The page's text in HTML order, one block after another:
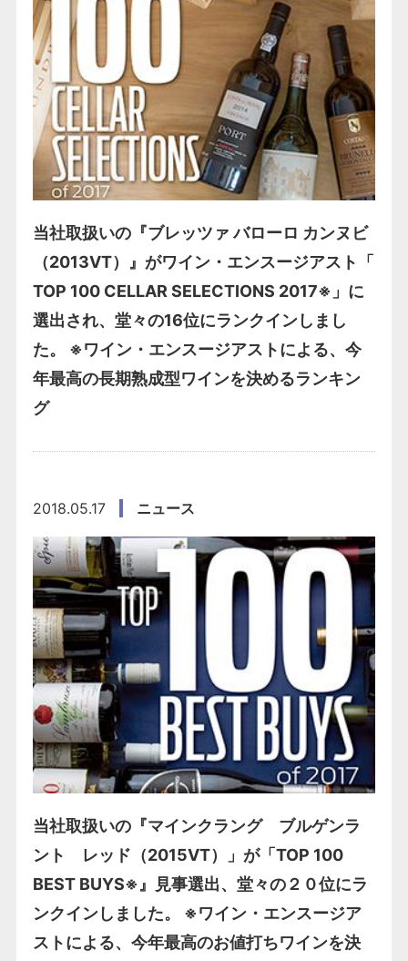
当社取扱いの『ブレッツァ バローロ カンヌビ
（2013VT）』がワイン・エンスージアスト「
TOP 100 CELLAR SELECTIONS 2017※」に
選出され、堂々の16位にランクインしまし
た。 ※ワイン・エンスージアストによる、今
年最高の長期熟成型ワインを決めるランキン
グ
2018.05.17 ニュース
当社取扱いの『マインクラング ブルゲンラ
ント レッド（2015VT）」が「TOP 100
BEST BUYS※』見事選出、堂々の２０位にラ
ンクインしました。 ※ワイン・エンスージア
ストによる、今年最高のお値打ちワインを決